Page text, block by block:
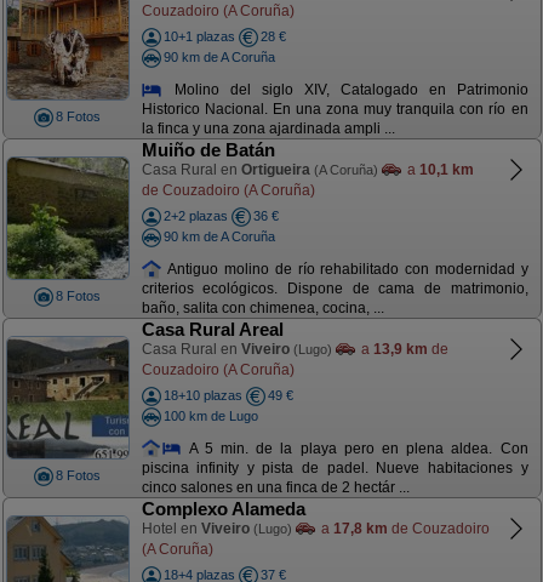
8 Fotos
Couzadoiro (A Coruña)
10+1 plazas
28 €
90 km de A Coruña
Molino del siglo XIV, Catalogado en Patrimonio
Historico Nacional. En una zona muy tranquila con río en
la finca y una zona ajardinada ampli ...
8 Fotos
Muiño de Batán
Casa Rural en Ortigueira (A Coruña) a 10,1 km
de Couzadoiro (A Coruña)
2+2 plazas
36 €
90 km de A Coruña
Antiguo molino de río rehabilitado con modernidad y
criterios ecológicos. Dispone de cama de matrimonio,
baño, salita con chimenea, cocina, ...
8 Fotos
Casa Rural Areal
Casa Rural en Viveiro (Lugo) a 13,9 km de
Couzadoiro (A Coruña)
18+10 plazas
49 €
100 km de Lugo
A 5 min. de la playa pero en plena aldea. Con
piscina infinity y pista de padel. Nueve habitaciones y
cinco salones en una finca de 2 hectár ...
Complexo Alameda
Hotel en Viveiro (Lugo) a 17,8 km de Couzadoiro
(A Coruña)
18+4 plazas
37 €